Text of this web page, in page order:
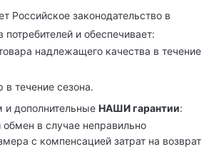
Российское законодательство в
и обеспечивает:
надлежащего качества в течение
в течение сезона.
дополнительные НАШИ гарантии:
обмен в случае неправильно
с компенсацией затрат на возврат